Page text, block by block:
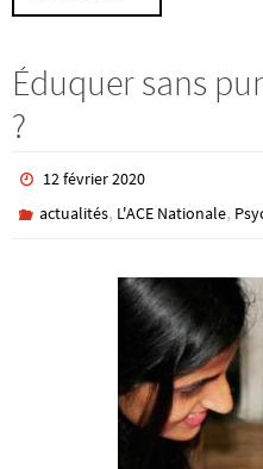
Éduquer sans
?
12 février 2020
actualités, L'ACE Nationale,